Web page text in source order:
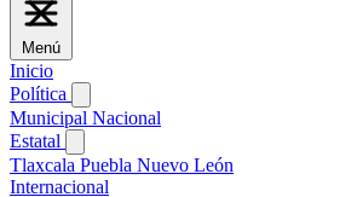
Menú
Inicio
Política
Municipal Nacional
Estatal
Tlaxcala Puebla Nuevo León
Internacional